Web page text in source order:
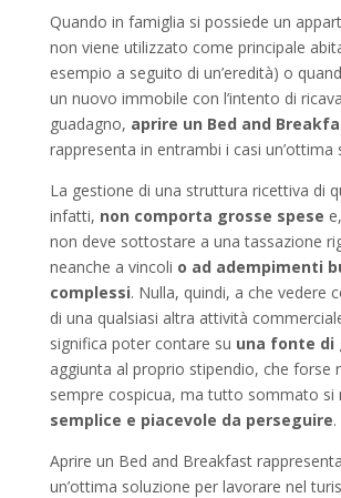
Quando in famiglia si possiede un
non viene utilizzato come principale
esempio a seguito di un’eredità) o
un nuovo immobile con l’intento di
guadagno, aprire un Bed and
rappresenta in entrambi i casi un’ottima
La gestione di una struttura ricettiva di
infatti, non comporta grosse spese
non deve sottostare a una tassazione
neanche a vincoli o ad adempimenti
complessi. Nulla, quindi, a che vedere
di una qualsiasi altra attività
significa poter contare su una fonte di
aggiunta al proprio stipendio, che forse
sempre cospicua, ma tutto sommato si
semplice e piacevole da perseguire.
Aprire un Bed and Breakfast
un’ottima soluzione per lavorare nel